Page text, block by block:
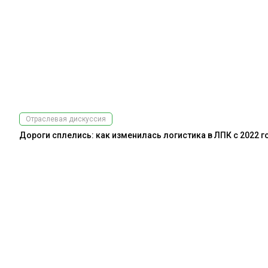
Отраслевая дискуссия
Дороги сплелись: как изменилась логистика в ЛПК с 2022